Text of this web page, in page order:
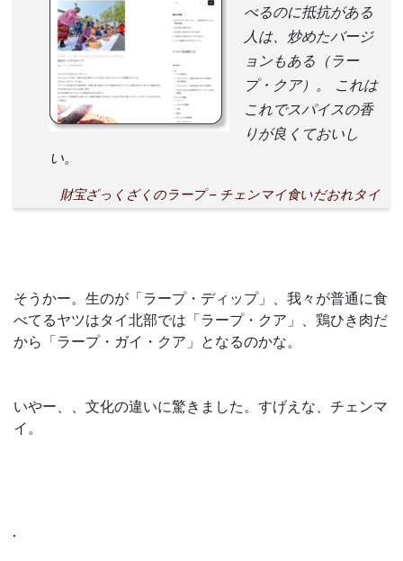
べるのに抵抗がある
人は、炒めたバージ
ョンもある（ラー
プ・クア）。 これは
これでスパイスの香
りが良くておいし
い。
財宝ざっくざくのラープ – チェンマイ食いだおれタイ
そうかー。生のが「ラープ・ディップ」、我々が普通に食
べてるヤツはタイ北部では「ラープ・クア」、鶏ひき肉だ
から「ラープ・ガイ・クア」となるのかな。
いやー、、文化の違いに驚きました。すげえな、チェンマ
イ。